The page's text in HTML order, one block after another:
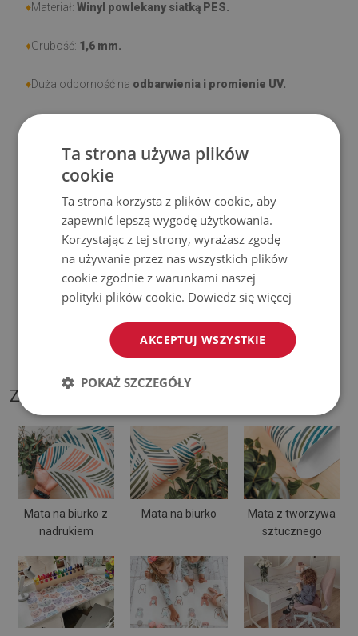
♦Materiał: Winyl powlekany siatką PES.
♦Grubość: 1,6 mm.
♦Duża odporność na odbarwienia i promienie UV.
♦
Prosimy pamiętać, że uszkodzenia powstałe przy
użytkowaniu wynikające z upływu czasu (np. przetarcia) nie
podlegają reklamacjom.
Jak dbać o produkt?
Czyść wilgotną szmatką —nie używaj silnych środków
chemicznych.
Regularnie wietrz dolną warstwę podkładki.
ZDJĘCIA NASZEGO PRODUKTU
Mata na biurko z
nadrukiem
Mata na biurko
Mata z tworzywa
sztucznego
Ta strona używa plików
cookie
Ta strona korzysta z plików cookie, aby
zapewnić lepszą wygodę użytkowania.
Korzystając z tej strony, wyrażasz zgodę
na używanie przez nas wszystkich plików
cookie zgodnie z warunkami naszej
polityki plików cookie. Dowiedz się więcej
AKCEPTUJ WSZYSTKIE
POKAŻ SZCZEGÓŁY